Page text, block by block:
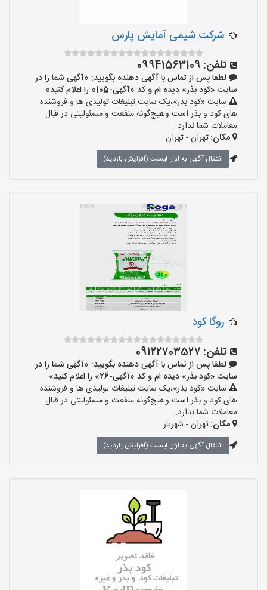
شرکت شیمی آمایش پارس
تلفن: 09941563109
لطفا پس از تماس با آگهی دهنده بگویید: «آگهی شما را در
سایت «کود بذر» دیده ام و کد «آگهی-105» را اعلام کنید»
سایت «کود بذر»،یک سایت تبلیغات تولیدی ها و فروشنده
های کود و بذر است وهیچ‌گونه منفعت و مسئولیتی در قبال
معاملات شما ندارد.
مکان:تهران - تهران
انتقال آگهی به اول لیست (افزایش بازدید)
روگا کود
تلفن: 09122703527
لطفا پس از تماس با آگهی دهنده بگویید: «آگهی شما را در
سایت «کود بذر» دیده ام و کد «آگهی-26» را اعلام کنید»
سایت «کود بذر»،یک سایت تبلیغات تولیدی ها و فروشنده
های کود و بذر است وهیچ‌گونه منفعت و مسئولیتی در قبال
معاملات شما ندارد.
مکان:تهران - شهریار
انتقال آگهی به اول لیست (افزایش بازدید)